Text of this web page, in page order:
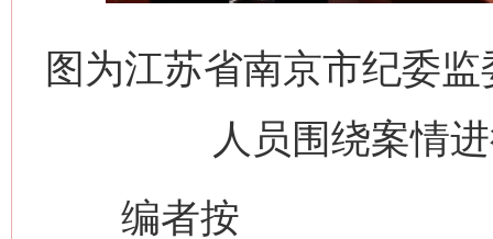
图为江苏省南京市纪委
人员围绕案情
编者按